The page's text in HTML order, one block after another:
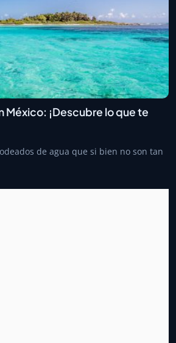
México: ¡Descubre lo que te
de agua que si bien no son tan